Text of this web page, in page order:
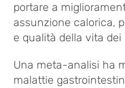
portare a
assunzione calorica,
e qualità della vita dei
Una meta-analisi ha
malattie